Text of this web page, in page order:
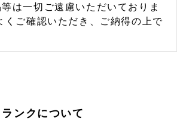
は一切ご遠慮いただいておりま
くご確認いただき、ご納得の上で
ランクについて